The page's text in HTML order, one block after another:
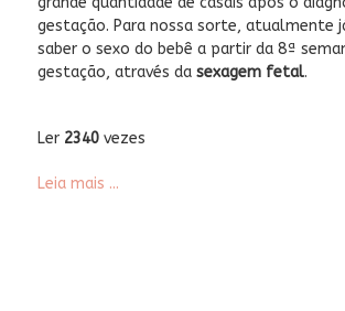
gestação. Para nossa sorte, atualmente
saber o sexo do bebê a partir da 8ª
gestação, através da sexagem fetal.
Ler 2340 vezes
Leia mais ...